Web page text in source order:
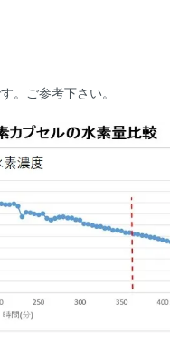
。ご参考下さい。